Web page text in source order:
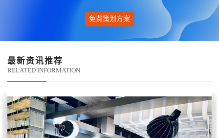
免费策划方案
最新资讯推荐
RELATED INFORMATION